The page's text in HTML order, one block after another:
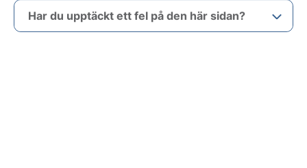
Har du upptäckt ett fel på den här sidan?